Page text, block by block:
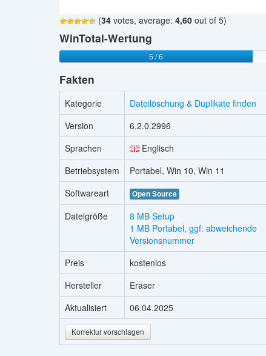
(34votes, average: 4,60out of 5)
WinTotal-Wertung
5 / 6
Fakten
Kategorie
Dateilöschung & Duplikate finden
Version
6.2.0.2996
Sprachen
Englisch
Betriebsystem
Portabel, Win 10, Win 11
Softwareart
Open Source
Dateigröße
8 MB Setup
1 MB Portabel, ggf. abweichende
Versionsnummer
Preis
kostenlos
Hersteller
Eraser
Aktualisiert
06.04.2025
Korrektur vorschlagen